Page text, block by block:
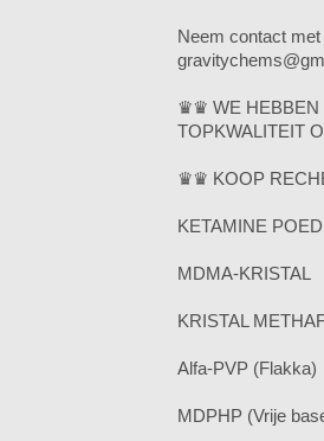
Neem contact
♛♛ WE HEBBEN
TOPKWALITEIT
♛♛ KOOP
KETAMINE
MDMA-KRISTAL
KRISTAL
Alfa-PVP (Flakka)
MDPHP (Vrije